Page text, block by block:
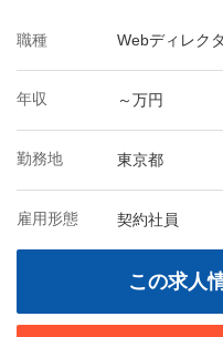
職種 Webディレク
年収 ～万円
勤務地 東京都
雇用形態 契約社員
この求人